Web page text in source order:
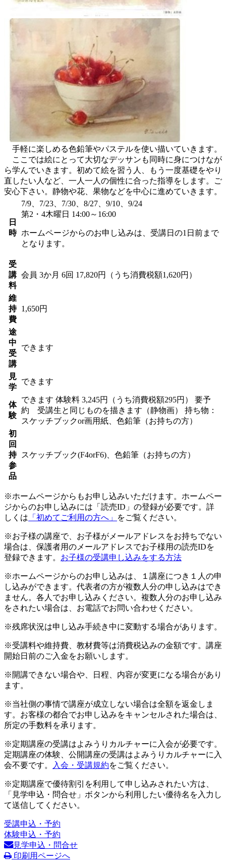
手軽に楽しめる色鉛筆やパステルを使い描いていきます。
ここでは絵にとって大切なデッサンも同時に身につけなが
ら学んでいきます。初めて絵を習う人、もう一度基礎をやり
直したい人など、一人一人の個性に合った指導をします。ご
安心下さい。静物や花、果物などを中心に進めていきます。
日
時
7/9、7/23、7/30、8/27、9/10、9/24
第2・4木曜日 14:00～16:00
ホームページからのお申し込みは、受講日の1日前まで
となります。
受
講
料
会員 3か月 6回 17,820円（うち消費税額1,620円）
維
持
費
1,650円
途
中
受
講
できます
見
学
できます
体
験
できます 体験料 3,245円（うち消費税額295円） 要予
約 受講生と同じものを描きます（静物画） 持ち物：
スケッチブックor画用紙、色鉛筆（お持ちの方）
初
回
持
参
品
スケッチブック(F4orF6)、色鉛筆（お持ちの方）
※ホームページからもお申し込みいただけます。ホームペー
ジからのお申し込みには「読売ID」の登録が必要です。詳
しくは 「初めてご利用の方へ」 をご覧ください。
※お子様の講座で、お子様がメールアドレスをお持ちでない
場合は、保護者用のメールアドレスでお子様用の読売IDを
登録できます。 お子様の受講申し込みをする方法
※ホームページからのお申し込みは、１講座につき１人の申
し込みができます。代表者の方が複数人分の申し込みはでき
ません。各人でお申し込みください。複数人分のお申し込み
をされたい場合は、お電話でお問い合わせください。
※残席状況は申し込み手続き中に変動する場合があります。
※受講料や維持費、教材費等は消費税込みの金額です。講座
開始日前のご入金をお願いします。
※開講できない場合や、日程、内容が変更になる場合があり
ます。
※当社側の事情で講座が成立しない場合は全額を返金しま
す。お客様の都合でお申し込みをキャンセルされた場合は、
所定の手数料を承ります。
※定期講座の受講はよみうりカルチャーに入会が必要です。
定期講座の体験、公開講座の受講はよみうりカルチャーに入
会不要です。
入会・受講規約をご覧ください。
※定期講座で優待割引を利用して申し込みされたい方は、
「見学申込・問合せ」ボタンから利用したい優待名を入力し
て送信してください。
受講申込・予約
体験申込・予約
見学申込・問合せ
印刷用ページへ